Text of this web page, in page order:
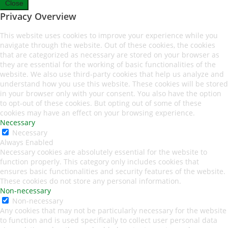
Close
Privacy Overview
This website uses cookies to improve your experience while you
navigate through the website. Out of these cookies, the cookies
that are categorized as necessary are stored on your browser as
they are essential for the working of basic functionalities of the
website. We also use third-party cookies that help us analyze and
understand how you use this website. These cookies will be stored
in your browser only with your consent. You also have the option
to opt-out of these cookies. But opting out of some of these
cookies may have an effect on your browsing experience.
Necessary
Necessary
Always Enabled
Necessary cookies are absolutely essential for the website to
function properly. This category only includes cookies that
ensures basic functionalities and security features of the website.
These cookies do not store any personal information.
Non-necessary
Non-necessary
Any cookies that may not be particularly necessary for the website
to function and is used specifically to collect user personal data